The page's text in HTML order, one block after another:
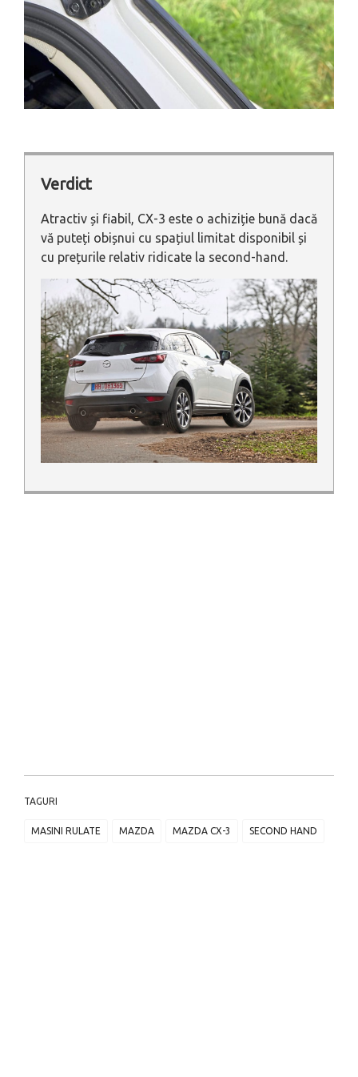
Verdict
Atractiv și fiabil, CX-3 este o achiziție bună dacă
vă puteți obișnui cu spațiul limitat disponibil și
cu prețurile relativ ridicate la second-hand.
TAGURI
MASINI RULATE MAZDA MAZDA CX-3 SECOND HAND